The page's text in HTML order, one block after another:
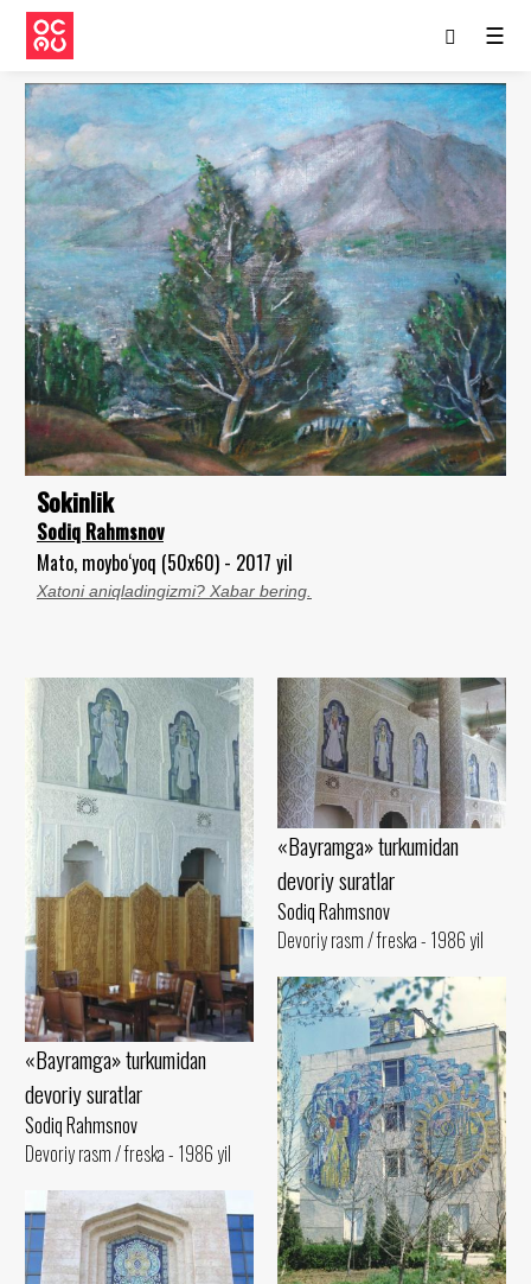
☰
Sokinlik
Sodiq Rahmsnov
Mato, moybo‘yoq (50x60) - 2017 yil
Xatoni aniqladingizmi? Xabar bering.
«Bayramga» turkumidan
devoriy suratlar
Sodiq Rahmsnov
Devoriy rasm / freska - 1986 yil
«Bayramga» turkumidan
devoriy suratlar
Sodiq Rahmsnov
Devoriy rasm / freska - 1986 yil